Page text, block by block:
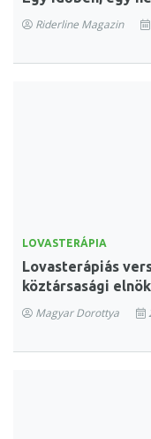
Riderline Magazin
LOVASTERÁPIA
Lovasterápiás
köztársasági elnök
Magyar Dorottya